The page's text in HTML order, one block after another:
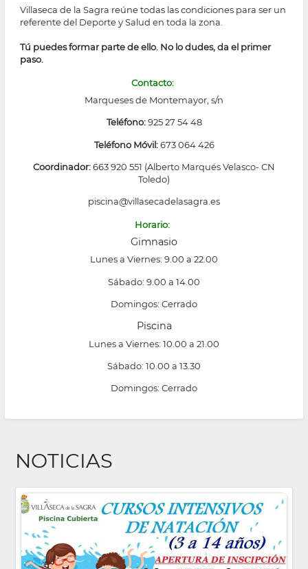
Villaseca de la Sagra reúne todas las condiciones para ser un
referente del Deporte y Salud en toda la zona.
Tú puedes formar parte de ello. No lo dudes, da el primer
paso.
Contacto:
Marqueses de Montemayor, s/n
Teléfono:925 27 54 48
Teléfono Móvil:673 064 426
Coordinador:663 920 551 (Alberto Marqués Velasco- CN
Toledo)
piscina@villasecadelasagra.es
Horario:
Gimnasio
Lunes a Viernes: 9.00 a 22.00
Sábado: 9.00 a 14.00
Domingos: Cerrado
Piscina
Lunes a Viernes: 10.00 a 21.00
Sábado: 10.00 a 13.30
Domingos: Cerrado
NOTICIAS